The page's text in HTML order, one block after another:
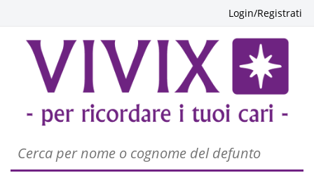
Login/Registrati